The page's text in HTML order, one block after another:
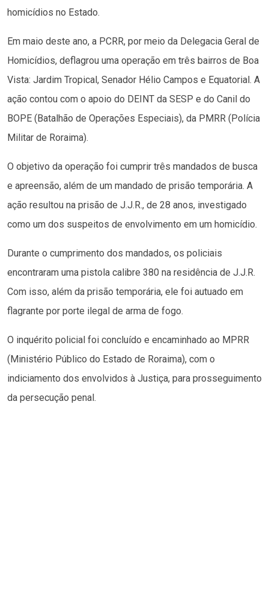
homicídios no Estado.
Em maio deste ano, a PCRR, por meio da Delegacia Geral de
Homicídios, deflagrou uma operação em três bairros de Boa
Vista: Jardim Tropical, Senador Hélio Campos e Equatorial. A
ação contou com o apoio do DEINT da SESP e do Canil do
BOPE (Batalhão de Operações Especiais), da PMRR (Polícia
Militar de Roraima).
O objetivo da operação foi cumprir três mandados de busca
e apreensão, além de um mandado de prisão temporária. A
ação resultou na prisão de J.J.R., de 28 anos, investigado
como um dos suspeitos de envolvimento em um homicídio.
Durante o cumprimento dos mandados, os policiais
encontraram uma pistola calibre 380 na residência de J.J.R.
Com isso, além da prisão temporária, ele foi autuado em
flagrante por porte ilegal de arma de fogo.
O inquérito policial foi concluído e encaminhado ao MPRR
(Ministério Público do Estado de Roraima), com o
indiciamento dos envolvidos à Justiça, para prosseguimento
da persecução penal.